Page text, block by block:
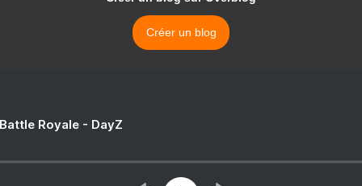
Créer un blog
Royale - DayZ